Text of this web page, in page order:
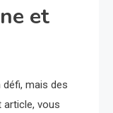
et
mais des
article, vous